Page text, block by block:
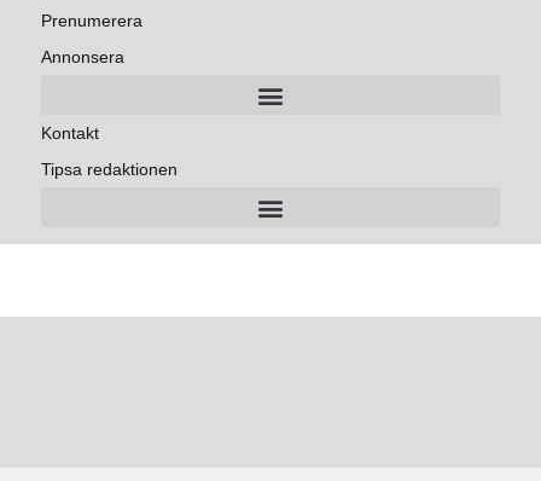
Prenumerera
Annonsera
Kontakt
Tipsa redaktionen